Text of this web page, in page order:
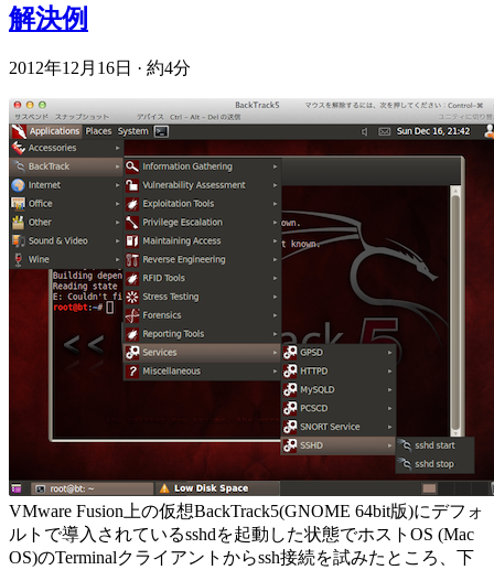
解決例
2012年12月16日 · 約4分
VMware Fusion上の仮想BackTrack5(GNOME 64bit版)にデフォ
ルトで導入されているsshdを起動した状態でホストOS (Mac
OS)のTerminalクライアントからssh接続を試みたところ、下